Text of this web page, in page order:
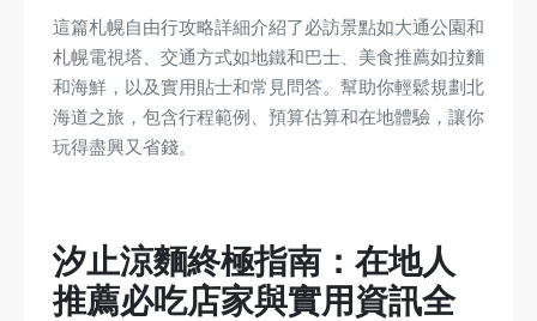
這篇札幌自由行攻略詳細介紹了必訪景點如大通公園和
札幌電視塔、交通方式如地鐵和巴士、美食推薦如拉麵
和海鮮，以及實用貼士和常見問答。幫助你輕鬆規劃北
海道之旅，包含行程範例、預算估算和在地體驗，讓你
玩得盡興又省錢。
汐止涼麵終極指南：在地人
推薦必吃店家與實用資訊全